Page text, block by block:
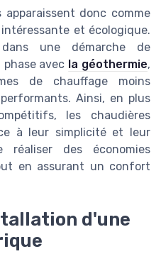
donc comme
et écologique.
une démarche de
avec la géothermie,
de chauffage moins
Ainsi, en plus
les chaudières
à leur simplicité et leur
réaliser des économies
en assurant un confort
d'une